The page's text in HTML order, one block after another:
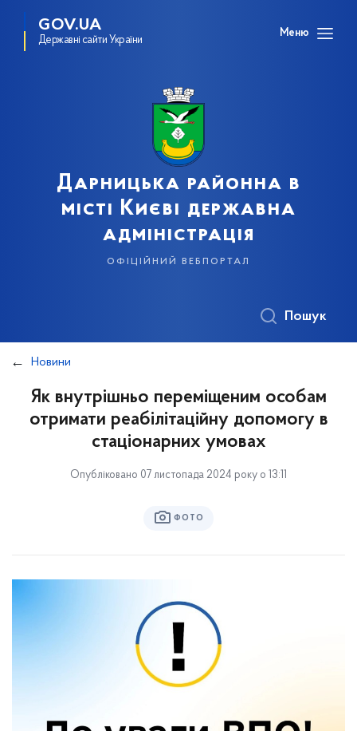
GOV.UA
Державні сайти України
Меню
Дарницька районна в
місті Києві державна
адміністрація
офіційний вебпортал
Пошук
Новини
Як внутрішньо переміщеним особам
отримати реабілітаційну допомогу в
стаціонарних умовах
Опубліковано 07 листопада 2024 року о 13:11
ФОТО